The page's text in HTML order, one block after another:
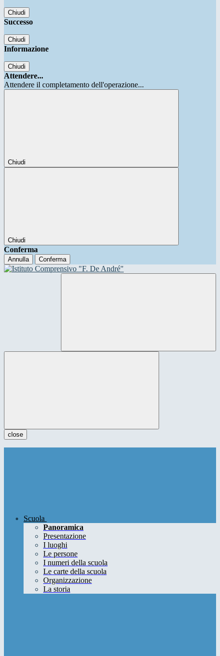
Chiudi
Successo
Chiudi
Informazione
Chiudi
Attendere...
Attendere il completamento dell'operazione...
Chiudi
Chiudi
Conferma
Annulla Conferma
close
Scuola
Panoramica
Presentazione
I luoghi
Le persone
I numeri della scuola
Le carte della scuola
Organizzazione
La storia